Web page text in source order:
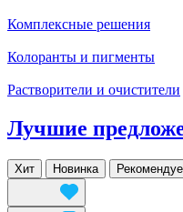
Комплексные решения
Колоранты и пигменты
Растворители и очистители
Лучшие
Хит Новинка